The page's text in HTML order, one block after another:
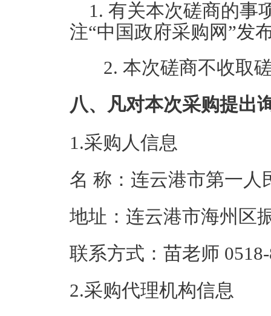
1. 有关本次磋商的事
注“中国政府采购网”发
2. 本次磋商不收取
八、凡对本次采购提出
1.采购人信息
名 称：连云港市
地址：连云港
联系方式：苗老
2.采购代理机构信息